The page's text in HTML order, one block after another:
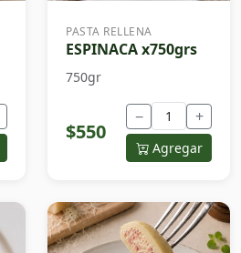
PASTA RELLENA
ESPINACA x750grs
750gr
$550
− +
Agregar